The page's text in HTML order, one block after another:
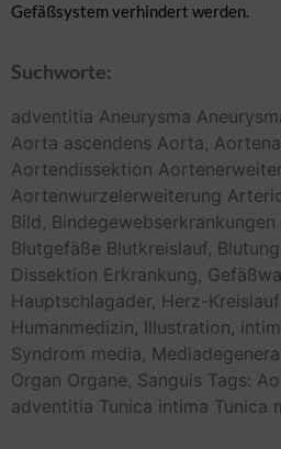
Gefäßsystem verhindert werden.
Suchworte:
adventitia Aneurysma
Aorta ascendens Aorta,
Aortendissektion
Aortenwurzelerweiterung
Bild, Bindegewebserkrankungen
Blutgefäße Blutkreislauf, Blutung
Dissektion Erkrankung,
Hauptschlagader, Herz-
Humanmedizin, Illustration,
Syndrom media,
Organ Organe, Sanguis Tags:
adventitia Tunica intima Tunica